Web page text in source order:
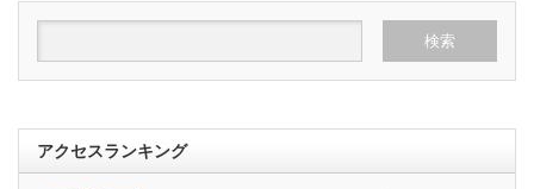
アクセスランキング